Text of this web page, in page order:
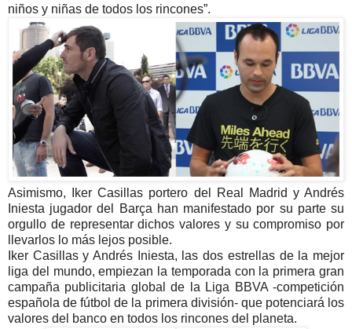
niños y niñas de todos los rincones”.
Asimismo, Iker Casillas portero del Real Madrid y Andrés
Iniesta jugador del Barça han manifestado por su parte su
orgullo de representar dichos valores y su compromiso por
llevarlos lo más lejos posible.
Iker Casillas y Andrés Iniesta, las dos estrellas de la mejor
liga del mundo, empiezan la temporada con la primera gran
campaña publicitaria global de la Liga BBVA -competición
española de fútbol de la primera división- que potenciará los
valores del banco en todos los rincones del planeta.